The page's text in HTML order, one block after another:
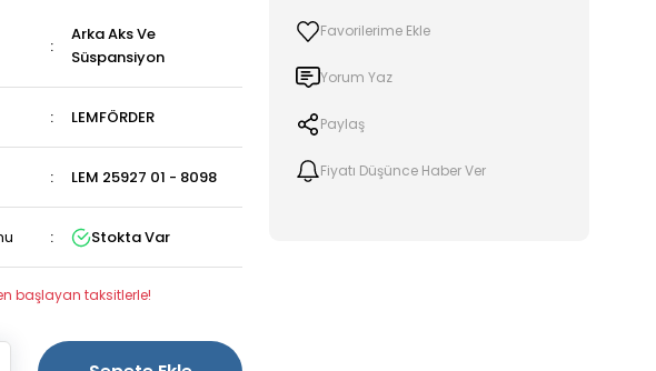
Arka Aks Ve
Süspansiyon
LEMFÖRDER
LEM 25927 01 - 8098
Stokta Var
başlayan taksitlerle!
Yorum Yaz
Paylaş
Fiyatı Düşünce Haber Ver